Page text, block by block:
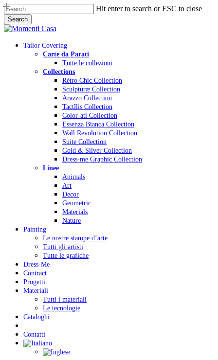
Skip
to
main
content
Hit enter to search or ESC to close
Search
Close
Menu
Tailor Covering
Carte da Parati
Tutte le collezioni
Collections
Rétro Chic Collection
Sculpturæ Collection
Arazzo Collection
Tactĩlis Collection
Color-ati Collection
Essenza Bianca Collection
Wall Revolution Collection
Suite Collection
Gold & Silver Collection
Dress-me Graphic Collection
Linee
Animals
Art
Decor
Geometric
Materials
Nature
Painting
Le nostre stampe d’arte
Tutti gli artisti
Tutte le grafiche
Dress-Me
Contract
Progetti
Materiali
Tutti i materiali
Le tecnologie
Cataloghi
Contatti